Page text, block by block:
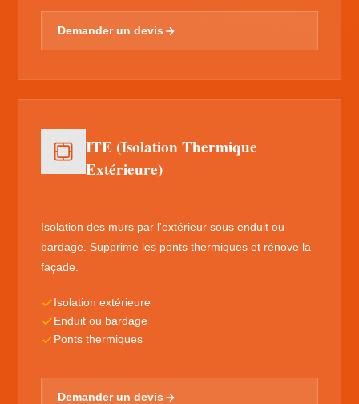
Demander un devis
ITE (Isolation Thermique
Extérieure)
Isolation des murs par l'extérieur sous enduit ou
bardage. Supprime les ponts thermiques et rénove la
façade.
Isolation extérieure
Enduit ou bardage
Ponts thermiques
Demander un devis